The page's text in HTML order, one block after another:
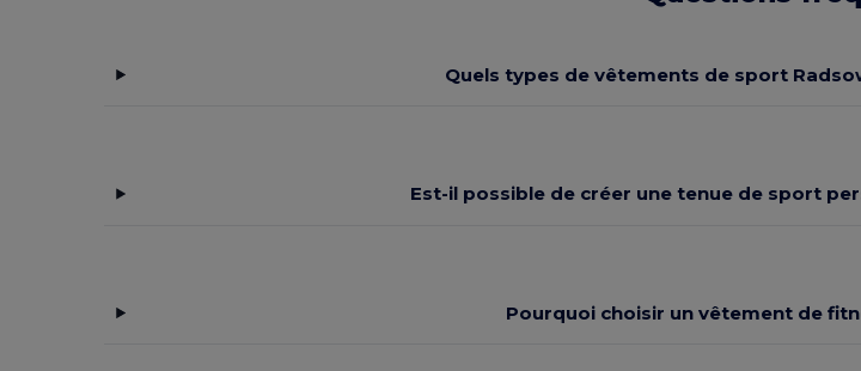
Quels types de vêtements de sport
Est-il possible de créer une tenue de sport
Pourquoi choisir un vêtement de